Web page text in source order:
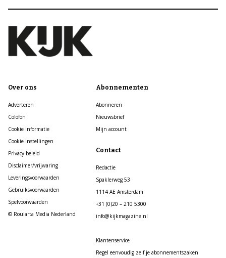
Over ons
Adverteren
Colofon
Cookie informatie
Cookie Instellingen
Privacy beleid
Disclaimer/vrijwaring
Leveringsvoorwaarden
Gebruiksvoorwaarden
Spelvoorwaarden
© Roularta Media Nederland
Abonnementen
Abonneren
Nieuwsbrief
Mijn account
Contact
Redactie
Spaklerweg 53
1114 AE Amsterdam
+31 (0)20 – 210 5300
info@kijkmagazine.nl
Klantenservice
Regel eenvoudig zelf je abonnementszaken